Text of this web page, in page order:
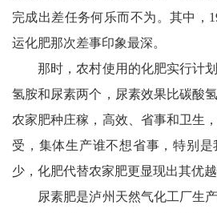
旅
游
报
今
完成出差任务何乐而不为。其中，
运化肥那次差事印象最深。
那时，农村使用的化肥实行计划
氢胺和尿素两个，尿素效果比碳酸
农家肥种庄稼，高效、省事和卫生
受，集体生产谁不想省事，特别
少，化肥代替农家肥更显现出其优越
尿素肥是泸州天然气化工厂生产